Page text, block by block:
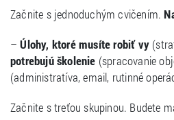
Začnite s jednoduchým cvičením.
–Úlohy, ktoré musíte robiť vy
potrebujú školenie (spracovanie
(administratíva, email, rutinné
Začnite s treťou skupinou. Budete